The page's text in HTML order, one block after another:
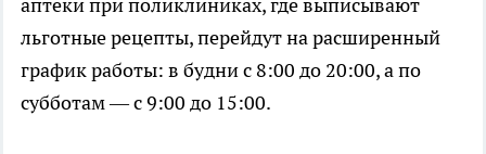
льготные рецепты, перейдут на расширенный
график работы: в будни с 8:00 до 20:00, а по
субботам — с 9:00 до 15:00.